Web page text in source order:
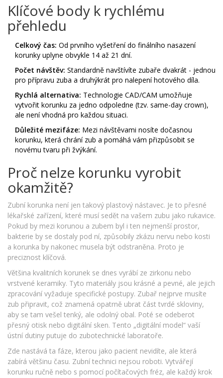
Klíčové body k rychlému
přehledu
Celkový čas: Od prvního vyšetření do finálního nasazení
korunky uplyne obvykle 14 až 21 dní.
Počet návštěv: Standardně navštívíte zubaře dvakrát - jednou
pro přípravu zuba a druhýkrát pro nalepení hotového díla.
Rychlá alternativa: Technologie CAD/CAM umožňuje
vytvořit korunku za jedno odpoledne (tzv. same-day crown),
ale není vhodná pro každou situaci.
Důležité mezifáze: Mezi návštěvami nosíte dočasnou
korunku, která chrání zub a pomáhá vám přizpůsobit se
novému tvaru při žvýkání.
Proč nelze korunku vyrobit
okamžitě?
Zubní korunka není jen takový plastový nástavec. Je to přesné
lékařské zařízení, které musí sedět na vašem zubu jako rukavice.
Pokud by mezi korunou a zubem byl i ten nejmenší prostor,
bakterie by se dostaly pod ní, způsobily zkázu nervu nebo kosti
a korunka by nakonec musela být odstraněna. Proto je
preciznost klíčová.
Většina kvalitních korunek se dnes vyrábí ze zirkonu nebo
vrstvené keramiky. Tyto materiály jsou krásné a pevné, ale jejich
zpracování vyžaduje specifické postupy. Zubař nejprve musíte
zub připravit, což znamená opatrně ubrat část tvrdé skloviny,
aby se tam vešel tenký, ale odolný obal. Poté se odeberot
přesný otisk nebo digitální sken. Tento „digitální model“ vaší
ústní dutiny putuje do zubotechnické laboratoře.
Zde nastává ta fáze, kterou jako pacient nevidíte, ale která
zabírá většinu času. Zubní technici nejsou roboti. Vytvářejí
korunku ručně nebo s pomocí počítačových fréz, ale každý krok